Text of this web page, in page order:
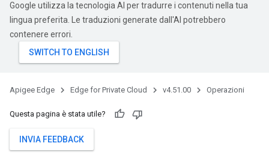
Google utilizza la tecnologia AI per tradurre i contenuti nella tua
lingua preferita. Le traduzioni generate dall'AI potrebbero
contenere errori.
Apigee Edge Edge for Private Cloud v4.51.00 Operazioni
Questa pagina è stata utile?
INVIA FEEDBACK